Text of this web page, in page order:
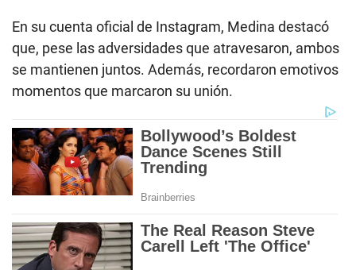
En su cuenta oficial de Instagram, Medina destacó
que, pese las adversidades que atravesaron, ambos
se mantienen juntos. Además, recordaron emotivos
momentos que marcaron su unión.